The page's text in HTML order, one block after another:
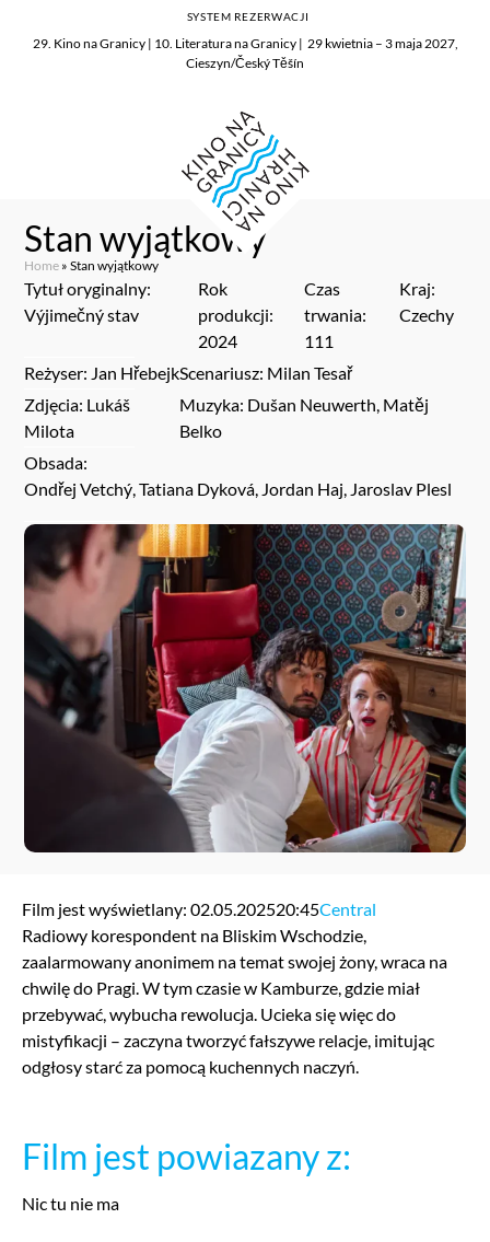
29. Kino na Granicy | 10. Literatura na Granicy | 29 kwietnia – 3 maja 2027,
Cieszyn/Český Těšín
SYSTEM REZERWACJI
Stan wyjątkowy
Home »Stan wyjątkowy
Tytuł oryginalny:
Výjimečný stav
Rok
produkcji:
2024
Czas
trwania:
111
Kraj:
Czechy
Reżyser: Jan HřebejkScenariusz: Milan Tesař
Zdjęcia: Lukáš
Milota
Muzyka: Dušan Neuwerth, Matěj
Belko
Obsada:
Ondřej Vetchý, Tatiana Dyková, Jordan Haj, Jaroslav Plesl
Film jest wyświetlany: 02.05.202520:45Central
Radiowy korespondent na Bliskim Wschodzie,
zaalarmowany anonimem na temat swojej żony, wraca na
chwilę do Pragi. W tym czasie w Kamburze, gdzie miał
przebywać, wybucha rewolucja. Ucieka się więc do
mistyfikacji – zaczyna tworzyć fałszywe relacje, imitując
odgłosy starć za pomocą kuchennych naczyń.
Film jest powiazany z:
Nic tu nie ma